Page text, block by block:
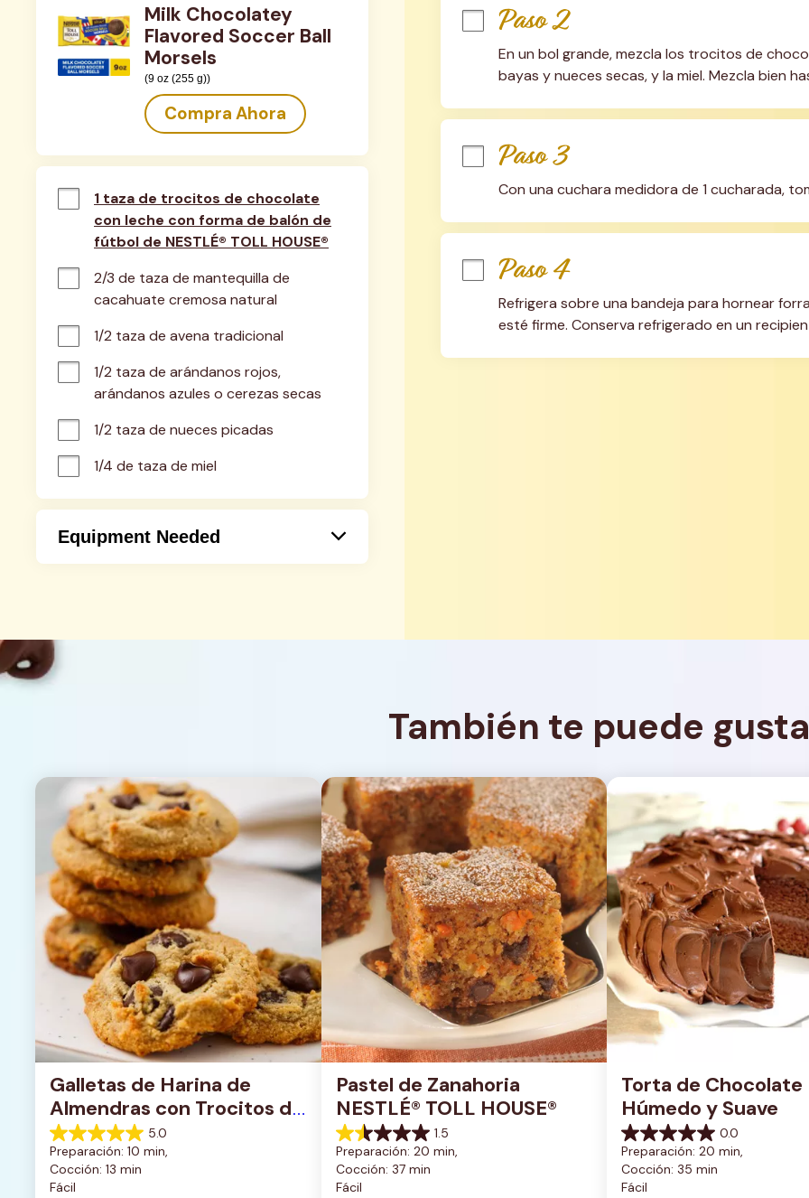
Milk Chocolatey
Flavored Soccer Ball
Morsels
(9 oz (255 g))
Compra Ahora
1 taza de trocitos de chocolate
con leche con forma de balón de
fútbol de NESTLÉ® TOLL HOUSE®
2/3 de taza de mantequilla de
cacahuate cremosa natural
1/2 taza de avena tradicional
1/2 taza de arándanos rojos,
arándanos azules o cerezas secas
1/2 taza de nueces picadas
1/4 de taza de miel
Equipment Needed
Paso 2
En un bol grande, mezcla los trocitos de
bayas y nueces secas, y la miel. Mezcla bien
Paso 3
Con una cuchara medidora de 1 cucharada,
Paso 4
Refrigera sobre una bandeja para hornear
esté firme. Conserva refrigerado en un
También te puede
Galletas de Harina de
Almendras con Trocitos de
Chocolate Oscuro
5.0
5.0
de
5
estrellas.
Preparación: 10 min,
Cocción: 13 min
Fácil
Pastel de Zanahoria
NESTLÉ® TOLL HOUSE®
1.5
1.5
de
5
estrellas.
Preparación: 20 min,
Cocción: 37 min
Fácil
Torta de Chocolate
Húmedo y Suave
0.0
0.0
de
5
estrellas.
Preparación: 20 min,
Cocción: 35 min
Fácil